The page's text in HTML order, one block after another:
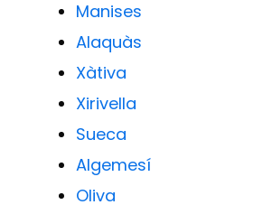
Manises
Alaquàs
Xàtiva
Xirivella
Sueca
Algemesí
Oliva